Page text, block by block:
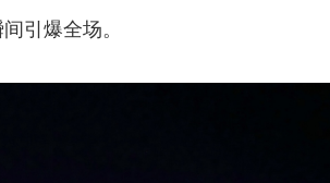
引爆全场。